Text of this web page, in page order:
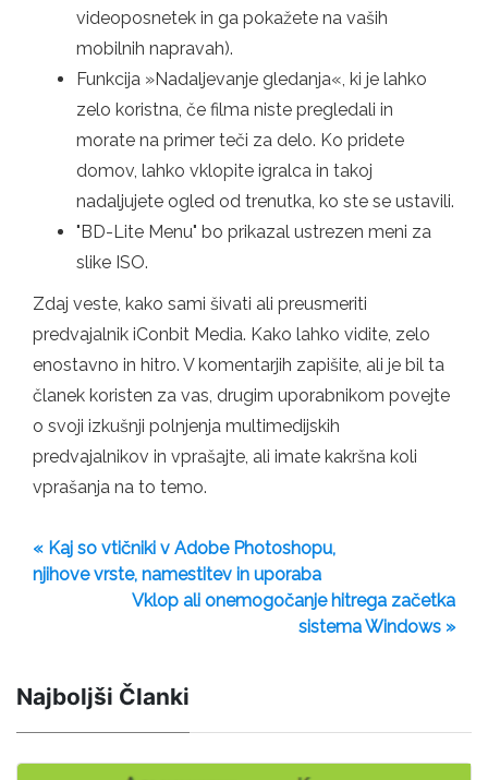
videoposnetek in ga pokažete na vaših
mobilnih napravah).
Funkcija »Nadaljevanje gledanja«, ki je lahko
zelo koristna, če filma niste pregledali in
morate na primer teči za delo. Ko pridete
domov, lahko vklopite igralca in takoj
nadaljujete ogled od trenutka, ko ste se ustavili.
"BD-Lite Menu" bo prikazal ustrezen meni za
slike ISO.
Zdaj veste, kako sami šivati ​​ali preusmeriti
predvajalnik iConbit Media. Kako lahko vidite, zelo
enostavno in hitro. V komentarjih zapišite, ali je bil ta
članek koristen za vas, drugim uporabnikom povejte
o svoji izkušnji polnjenja multimedijskih
predvajalnikov in vprašajte, ali imate kakršna koli
vprašanja na to temo.
« Kaj so vtičniki v Adobe Photoshopu,
njihove vrste, namestitev in uporaba
Vklop ali onemogočanje hitrega začetka
sistema Windows »
Najboljši Članki